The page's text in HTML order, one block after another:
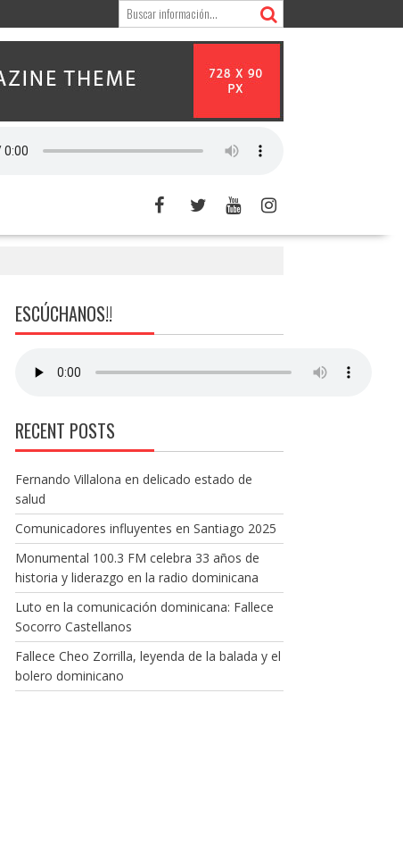
ESCÚCHANOS!!
RECENT POSTS
Fernando Villalona en delicado estado de
salud
Comunicadores influyentes en Santiago 2025
Monumental 100.3 FM celebra 33 años de
historia y liderazgo en la radio dominicana
Luto en la comunicación dominicana: Fallece
Socorro Castellanos
Fallece Cheo Zorrilla, leyenda de la balada y el
bolero dominicano